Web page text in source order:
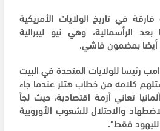
فارقة في تاريخ الولايات الأمريكية
الرأسمالية، وهي نيو ليبرالية
بمضمون فاشي.
رئيسا للولايات المتحدة في البيت
كلامه من خطاب هتلر عندما جاء
تعاني أزمة اقتصادية، حيث لجأ
والاحتلال للشعوب الأوروبية
فقط".